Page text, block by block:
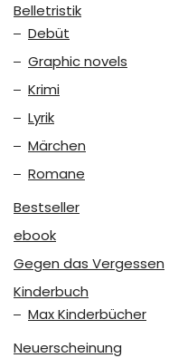
Belletristik
Debüt
Graphic novels
Krimi
Lyrik
Märchen
Romane
Bestseller
ebook
Gegen das Vergessen
Kinderbuch
Max Kinderbücher
Neuerscheinung